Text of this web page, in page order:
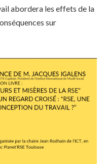
abordera les effets de la
sur